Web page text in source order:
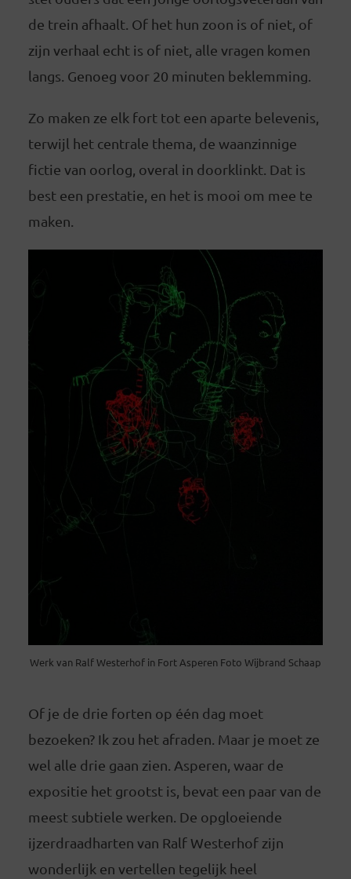
de trein afhaalt. Of het hun zoon is of niet, of
zijn verhaal echt is of niet, alle vragen komen
langs. Genoeg voor 20 minuten beklemming.
Zo maken ze elk fort tot een aparte belevenis,
terwijl het centrale thema, de waanzinnige
fictie van oorlog, overal in doorklinkt. Dat is
best een prestatie, en het is mooi om mee te
maken.
Werk van Ralf Westerhof in Fort Asperen Foto Wijbrand Schaap
Of je de drie forten op één dag moet
bezoeken? Ik zou het afraden. Maar je moet ze
wel alle drie gaan zien. Asperen, waar de
expositie het grootst is, bevat een paar van de
meest subtiele werken. De opgloeiende
ijzerdraadharten van Ralf Westerhof zijn
wonderlijk en vertellen tegelijk heel